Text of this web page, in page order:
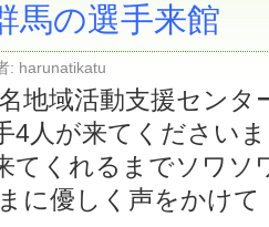
馬の選手来館
: harunatikatu
地域活動支援センタ
4人が来てください
てくれるまでソワソ
に優しく声をかけ